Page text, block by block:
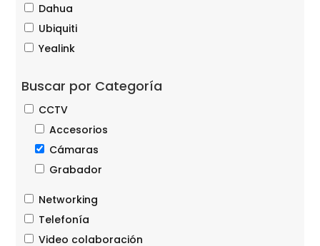
Dahua
Ubiquiti
Yealink
Buscar por Categoría
CCTV
Accesorios
Cámaras
Grabador
Networking
Telefonía
Video colaboración